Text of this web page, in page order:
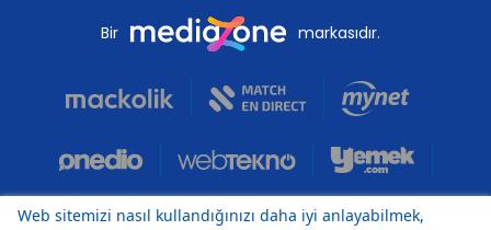
Bir markasıdır.